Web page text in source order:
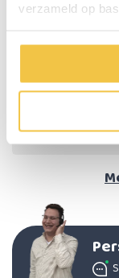
verzameld op
Diepte
Max.
Materiaal